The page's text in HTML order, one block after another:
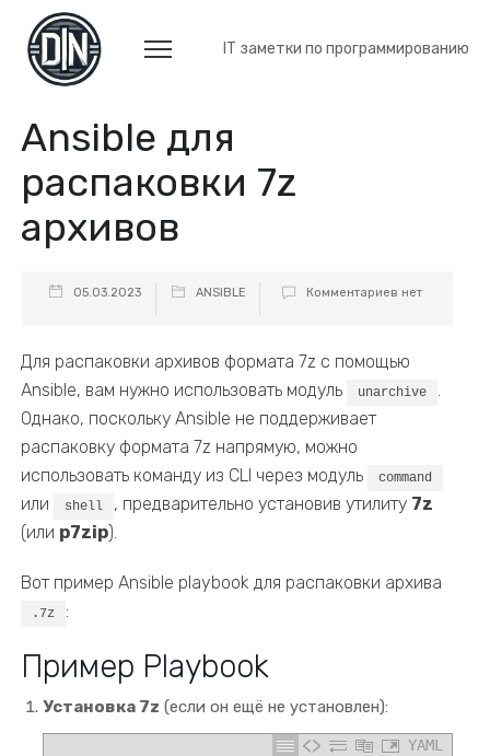
IT заметки по программированию
Ansible для
распаковки 7z
архивов
05.03.2023 ANSIBLE Комментариев нет
Для распаковки архивов формата 7z с помощью
Ansible, вам нужно использовать модуль
unarchive
.
Однако, поскольку Ansible не поддерживает
распаковку формата 7z напрямую, можно
использовать команду из CLI через модуль
command
или shell , предварительно установив утилиту 7z
(или p7zip).
Вот пример Ansible playbook для распаковки архива
.7z :
Пример Playbook
Установка 7z (если он ещё не установлен):
YAML